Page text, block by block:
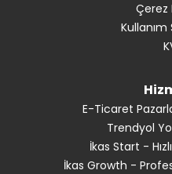
Çerez
E-Ticaret
Trendyol
İkas Start -
İkas Growth -